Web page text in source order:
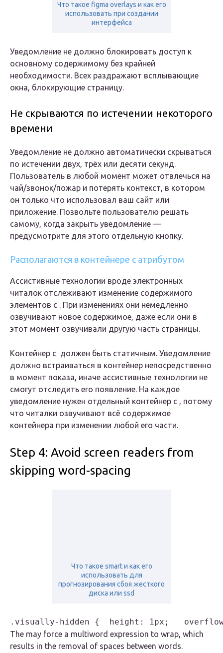
Что такое figma overlays и как его
использовать при создании
интерфейса
Уведомление не должно блокировать доступ к
основному содержимому без крайней
необходимости. Всех раздражают всплывающие
окна, блокирующие страницу.
Не скрываются по истечении некоторого
времени
Уведомление не должно автоматически скрываться
по истечении двух, трёх или десяти секунд.
Пользователь в любой момент может отвлечься на
чай/звонок/пожар и потерять контекст, в котором
он только что использовал ваш сайт или
приложение. Позвольте пользователю решать
самому, когда закрыть уведомление —
предусмотрите для этого отдельную кнопку.
Располагаются в контейнере с атрибутом
Ассистивные технологии вроде электронных
читалок отслеживают изменение содержимого
элементов с . При изменениях они немедленно
озвучивают новое содержимое, даже если они в
этот момент озвучивали другую часть страницы.
Контейнер с должен быть статичным. Уведомление
должно встраиваться в контейнер непосредственно
в момент показа, иначе ассистивные технологии не
смогут отследить его появление. На каждое
уведомление нужен отдельный контейнер с , потому
что читалки озвучивают всё содержимое
контейнера при изменении любой его части.
Step 4: Avoid screen readers from
skipping word-spacing
Что такое smart и как его
использовать для
прогнозирования сбоя жесткого
диска или ssd
.visually-hidden {  height: 1px;
The may force a multiword expression to wrap, which
results in the removal of spaces between words.